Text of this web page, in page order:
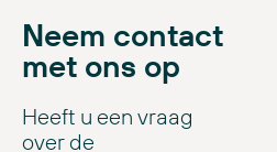
Neem contact
met ons op
Heeft u een vraag
over de